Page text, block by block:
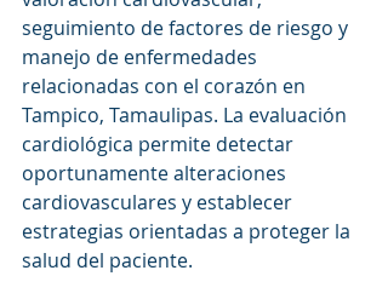
seguimiento de factores de riesgo y
manejo de enfermedades
relacionadas con el corazón en
Tampico, Tamaulipas. La evaluación
cardiológica permite detectar
oportunamente alteraciones
cardiovasculares y establecer
estrategias orientadas a proteger la
salud del paciente.